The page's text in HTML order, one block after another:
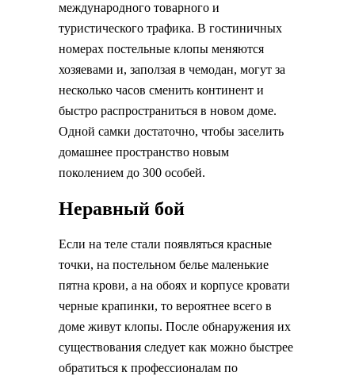
международного товарного и
туристического трафика. В гостиничных
номерах постельные клопы меняются
хозяевами и, заползая в чемодан, могут за
несколько часов сменить континент и
быстро распространиться в новом доме.
Одной самки достаточно, чтобы заселить
домашнее пространство новым
поколением до 300 особей.
Неравный бой
Если на теле стали появляться красные
точки, на постельном белье маленькие
пятна крови, а на обоях и корпусе кровати
черные крапинки, то вероятнее всего в
доме живут клопы. После обнаружения их
существования следует как можно быстрее
обратиться к профессионалам по